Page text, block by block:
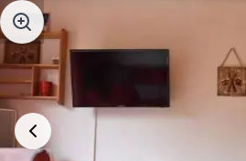
Aller au contenu principal